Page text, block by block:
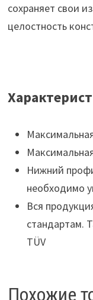
сохраняет свои
целостность
Нижний
необходимо
Вся
стандартам.
TÜV
Похожие